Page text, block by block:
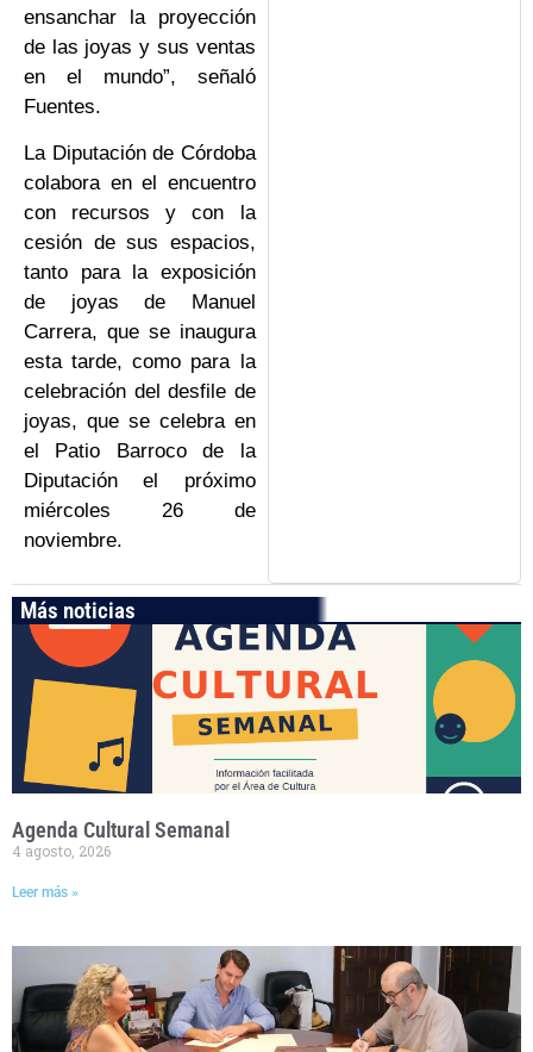
ensanchar la proyección
de las joyas y sus ventas
en el mundo”, señaló
Fuentes.
La Diputación de Córdoba
colabora en el encuentro
con recursos y con la
cesión de sus espacios,
tanto para la exposición
de joyas de Manuel
Carrera, que se inaugura
esta tarde, como para la
celebración del desfile de
joyas, que se celebra en
el Patio Barroco de la
Diputación el próximo
miércoles 26 de
noviembre.
Más noticias
Agenda Cultural Semanal
4 agosto, 2026
Leer más »